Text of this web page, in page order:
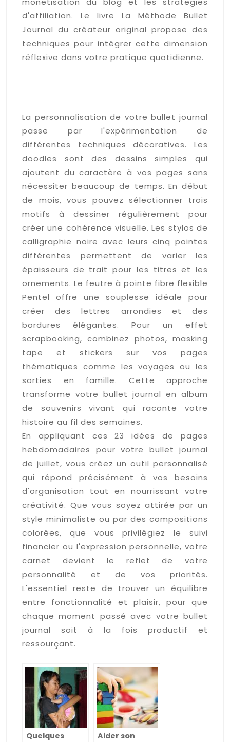
d'affiliation. Le livre La Méthode Bullet
Journal du créateur original propose des
techniques pour intégrer cette dimension
réflexive dans votre pratique quotidienne.
La personnalisation de votre bullet journal
passe par l'expérimentation de
différentes techniques décoratives. Les
doodles sont des dessins simples qui
ajoutent du caractère à vos pages sans
nécessiter beaucoup de temps. En début
de mois, vous pouvez sélectionner trois
motifs à dessiner régulièrement pour
créer une cohérence visuelle. Les stylos de
calligraphie noire avec leurs cinq pointes
différentes permettent de varier les
épaisseurs de trait pour les titres et les
ornements. Le feutre à pointe fibre flexible
Pentel offre une souplesse idéale pour
créer des lettres arrondies et des
bordures élégantes. Pour un effet
scrapbooking, combinez photos, masking
tape et stickers sur vos pages
thématiques comme les voyages ou les
sorties en famille. Cette approche
transforme votre bullet journal en album
de souvenirs vivant qui raconte votre
histoire au fil des semaines.
En appliquant ces 23 idées de pages
hebdomadaires pour votre bullet journal
de juillet, vous créez un outil personnalisé
qui répond précisément à vos besoins
d'organisation tout en nourrissant votre
créativité. Que vous soyez attirée par un
style minimaliste ou par des compositions
colorées, que vous privilégiez le suivi
financier ou l'expression personnelle, votre
carnet devient le reflet de votre
personnalité et de vos priorités.
L'essentiel reste de trouver un équilibre
entre fonctionnalité et plaisir, pour que
chaque moment passé avec votre bullet
journal soit à la fois productif et
ressourçant.
Quelques
Aider son